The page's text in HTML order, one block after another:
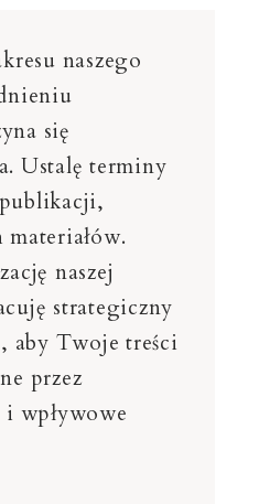
naszego
się
Ustalę terminy
naszej
strategiczny
aby Twoje treści
przez
wpływowe